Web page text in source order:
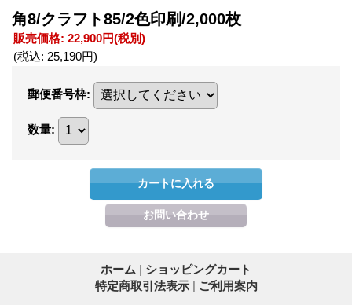
角8/クラフト85/2色印刷/2,000枚
販売価格: 22,900円(税別)
(税込: 25,190円)
郵便番号枠:
数量:
ホーム | ショッピングカート
特定商取引法表示 | ご利用案内